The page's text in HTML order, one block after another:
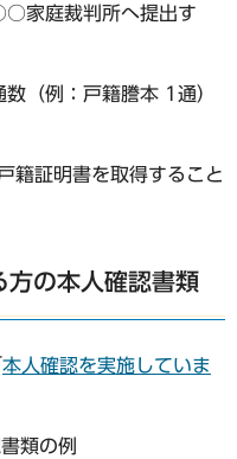
家庭裁判所へ提出す
（例：戸籍謄本 1通）
籍証明書を取得すること
の本人確認書類
本人確認を実施していま
類の例